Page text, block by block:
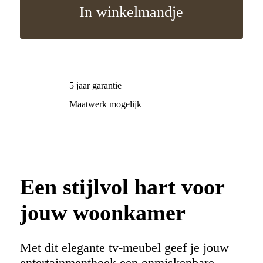
In winkelmandje
5 jaar garantie
Maatwerk mogelijk
Een stijlvol hart voor
jouw woonkamer
Met dit elegante tv-meubel geef je jouw